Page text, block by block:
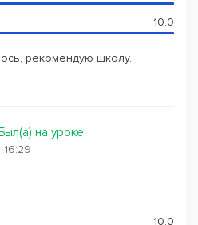
10.0
рекомендую школу.
на уроке
10.0